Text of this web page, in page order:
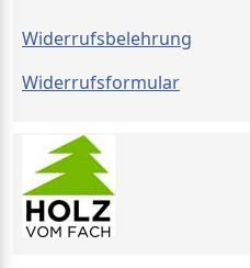
Widerrufsbelehrung
Widerrufsformular